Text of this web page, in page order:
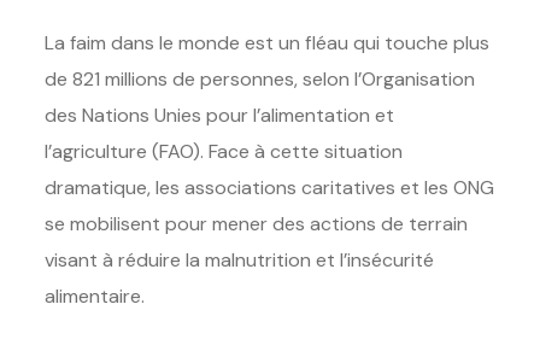
La faim dans le monde est un fléau qui touche plus
de 821 millions de personnes, selon l’Organisation
des Nations Unies pour l’alimentation et
l’agriculture (FAO). Face à cette situation
dramatique, les associations caritatives et les ONG
se mobilisent pour mener des actions de terrain
visant à réduire la malnutrition et l’insécurité
alimentaire.